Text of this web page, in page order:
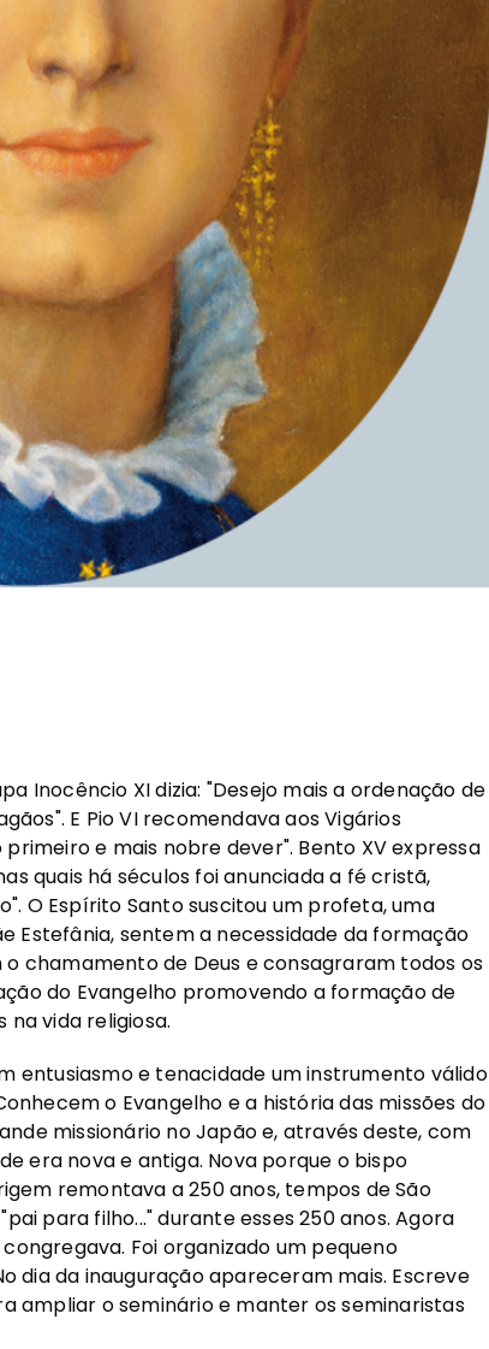
Inocêncio XI dizia: "Desejo mais a ordenação de
E Pio VI recomendava aos Vigários
e mais nobre dever". Bento XV expressa
quais há séculos foi anunciada a fé cristã,
O Espírito Santo suscitou um profeta, uma
Estefânia, sentem a necessidade da formação
chamamento de Deus e consagraram todos os
do Evangelho promovendo a formação de
vida religiosa.
entusiasmo e tenacidade um instrumento válido
o Evangelho e a história das missões do
missionário no Japão e, através deste, com
era nova e antiga. Nova porque o bispo
remontava a 250 anos, tempos de São
para filho..." durante esses 250 anos. Agora
Foi organizado um pequeno
dia da inauguração apareceram mais. Escreve
ampliar o seminário e manter os seminaristas